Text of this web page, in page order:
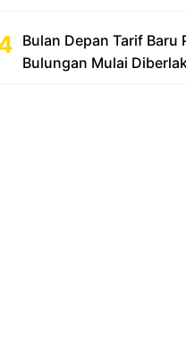
Bulan Depan Tarif Baru
Bulungan Mulai